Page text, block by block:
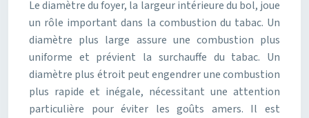
Le diamètre du foyer, la largeur intérieure du bol, joue
un rôle important dans la combustion du tabac. Un
diamètre plus large assure une combustion plus
uniforme et prévient la surchauffe du tabac. Un
diamètre plus étroit peut engendrer une combustion
plus rapide et inégale, nécessitant une attention
particulière pour éviter les goûts amers. Il est